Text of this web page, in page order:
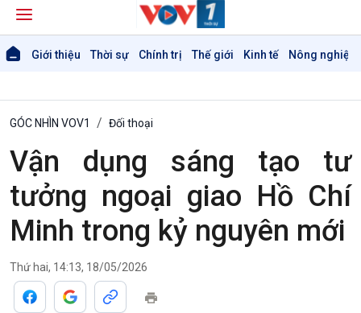
Giới thiệu Thời sự Chính trị Thế giới Kinh tế Nông nghiệp
Giới thiệu
GÓC NHÌN VOV1 Đối thoại
Vận dụng sáng tạo tư
tưởng ngoại giao Hồ Chí
Minh trong kỷ nguyên mới
Thứ hai, 14:13, 18/05/2026